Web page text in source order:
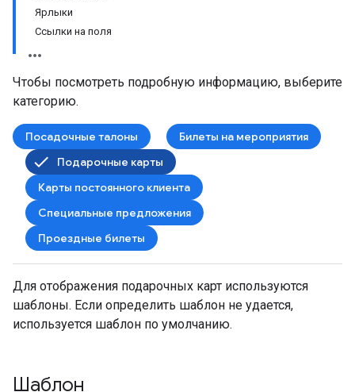
Ярлыки
Ссылки на поля
Чтобы посмотреть подробную информацию, выберите
категорию.
Посадочные талоны
Билеты на мероприятия
Подарочные карты
Карты постоянного клиента
Специальные предложения
Проездные билеты
Для отображения подарочных карт используются
шаблоны. Если определить шаблон не удается,
используется шаблон по умолчанию.
Шаблон